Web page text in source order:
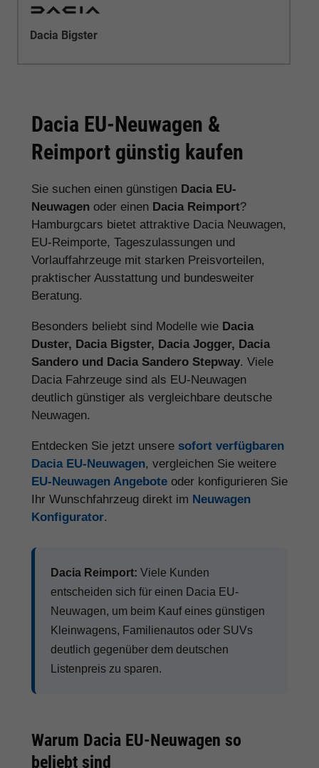
Dacia Bigster
Dacia EU-Neuwagen &
Reimport günstig kaufen
Sie suchen einen günstigen Dacia EU-
Neuwagen oder einen Dacia Reimport?
Hamburgcars bietet attraktive Dacia Neuwagen,
EU-Reimporte, Tageszulassungen und
Vorlauffahrzeuge mit starken Preisvorteilen,
praktischer Ausstattung und bundesweiter
Beratung.
Besonders beliebt sind Modelle wie Dacia
Duster, Dacia Bigster, Dacia Jogger, Dacia
Sandero und Dacia Sandero Stepway. Viele
Dacia Fahrzeuge sind als EU-Neuwagen
deutlich günstiger als vergleichbare deutsche
Neuwagen.
Entdecken Sie jetzt unsere sofort verfügbaren
Dacia EU-Neuwagen, vergleichen Sie weitere
EU-Neuwagen Angebote oder konfigurieren Sie
Ihr Wunschfahrzeug direkt im Neuwagen
Konfigurator.
Dacia Reimport: Viele Kunden
entscheiden sich für einen Dacia EU-
Neuwagen, um beim Kauf eines günstigen
Kleinwagens, Familienautos oder SUVs
deutlich gegenüber dem deutschen
Listenpreis zu sparen.
Warum Dacia EU-Neuwagen so
beliebt sind